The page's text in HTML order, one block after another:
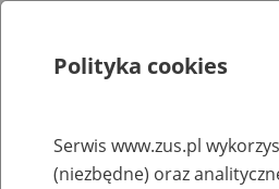
Rejestry, ewidencje i archiwa
Polityka cookies
Serwis www.zus.pl
(niezbędne) oraz